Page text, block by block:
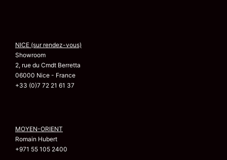
NICE (sur rendez-vous)
Showroom
2, rue du Cmdt Berretta
06000 Nice - France
+33 (0)7 72 21 61 37
MOYEN-ORIENT
Romain Hubert
+971 55 105 2400